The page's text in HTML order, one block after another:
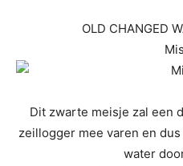
OLD CHANGED
Dit zwarte meisje zal een
zeillogger mee varen en
water